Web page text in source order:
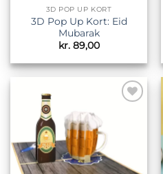
3D POP UP KORT
3D Pop Up Kort: Eid
Mubarak
kr.89,00